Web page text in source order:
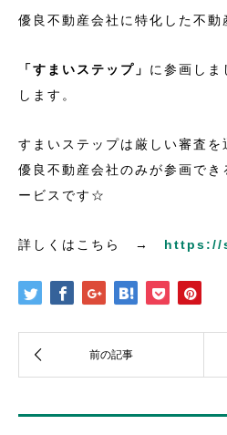
優良不動産会社に特化した不動
「すまいステップ」 に参画しま
します。
すまいステップは厳しい審査を
優良不動産会社のみが参画で
ービスです☆
詳しくはこちら → https://